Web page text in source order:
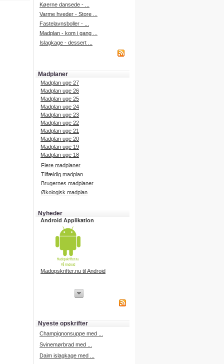
Køerne dansede - ...
Varme hveder - Store ...
Fastelavnsboller - ...
Madplan - kom i gang ...
Islagkage - dessert ...
Madplaner
Madplan uge 27
Madplan uge 26
Madplan uge 25
Madplan uge 24
Madplan uge 23
Madplan uge 22
Madplan uge 21
Madplan uge 20
Madplan uge 19
Madplan uge 18
Flere madplaner
Tilfældig madplan
Brugernes madplaner
Økologisk madplan
Nyheder
Android Applikation
Madopskrifter.nu til Android
iPhone udvikling
Nyeste opskrifter
Champignonsuppe med ...
Svinemørbrad med ...
Daim islagkage med ...